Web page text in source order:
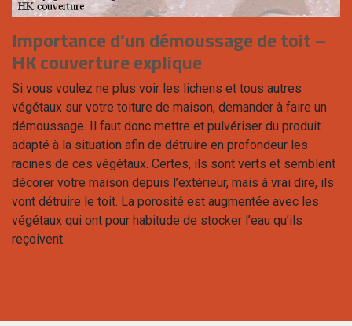
Importance d’un démoussage de toit –
HK couverture explique
Si vous voulez ne plus voir les lichens et tous autres
végétaux sur votre toiture de maison, demander à faire un
démoussage. Il faut donc mettre et pulvériser du produit
adapté à la situation afin de détruire en profondeur les
racines de ces végétaux. Certes, ils sont verts et semblent
décorer votre maison depuis l’extérieur, mais à vrai dire, ils
vont détruire le toit. La porosité est augmentée avec les
végétaux qui ont pour habitude de stocker l’eau qu’ils
reçoivent.